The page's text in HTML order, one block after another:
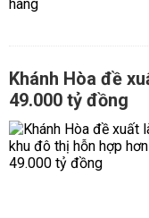
Khánh Hòa đề
49.000 tỷ đồng